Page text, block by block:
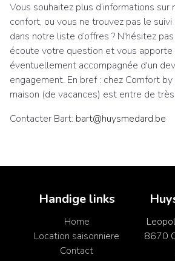
Vous souhaitez plus d’informations sur
confort, ou vous ne trouvez pas le
dans notre liste d’offres ? N'hésitez
écoute votre question et vous apporte
éventuellement accompagnée d'un
engagement. En bref : chez Comfort
maison (de vacances) est entre de
Contacter Bart: bart@huysmedard.be
Handige links
Home
Location saisonniere
Contact
8670